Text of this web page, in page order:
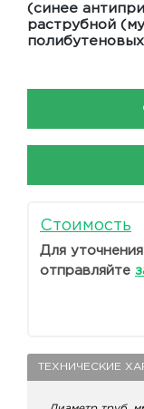
(синее
раструбной
Стоимость
Для
отправляйте
ТЕХНИЧЕСКИЕ